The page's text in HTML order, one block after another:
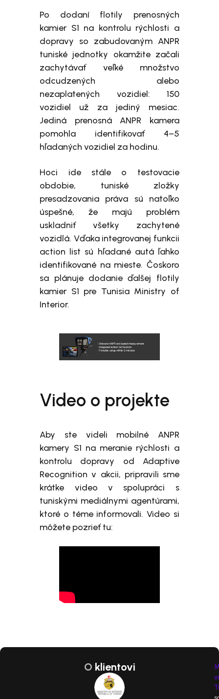
Po dodaní flotily prenosných
kamier S1 na kontrolu rýchlosti a
dopravy so zabudovaným ANPR
tuniské jednotky okamžite začali
zachytávať veľké množstvo
odcudzených alebo
nezaplatených vozidiel: 150
vozidiel už za jediný mesiac.
Jediná prenosná ANPR kamera
pomohla identifikovať 4–5
hľadaných vozidiel za hodinu.
Hoci ide stále o testovacie
obdobie, tuniské zložky
presadzovania práva sú natoľko
úspešné, že majú problém
uskladniť všetky zachytené
vozidlá. Vďaka integrovanej funkcii
action list sú hľadané autá ľahko
identifikované na mieste. Čoskoro
sa plánuje dodanie ďalšej flotily
kamier S1 pre Tunisia Ministry of
Interior.
Video o projekte
Aby ste videli mobilné ANPR
kamery S1 na meranie rýchlosti a
kontrolu dopravy od Adaptive
Recognition v akcii, pripravili sme
krátke video v spolupráci s
tuniskými mediálnymi agentúrami,
ktoré o téme informovali. Video si
môžete pozrieť tu:
O klientovi